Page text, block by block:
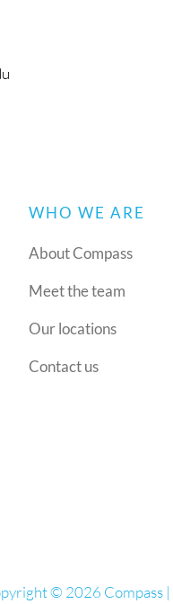
WHO WE ARE
About Compass
Meet the team
Our locations
Contact us
© 2026 Compass |